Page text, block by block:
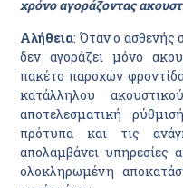
χρόνο αγοράζοντας
Αλήθεια: Όταν ο ασθενής
δεν αγοράζει μόνο
πακέτο παροχών
κατάλληλου
αποτελεσματική
πρότυπα και τις
απολαμβάνει υπηρεσίες
ολοκληρωμένη